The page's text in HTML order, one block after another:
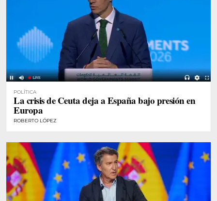
POLÍTICA
La crisis de Ceuta deja a España bajo presión en
Europa
ROBERTO LÓPEZ